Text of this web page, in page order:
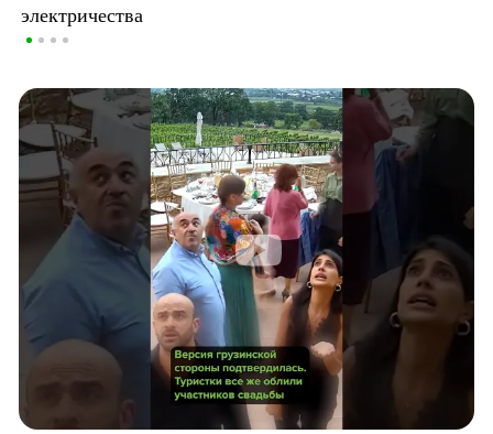
электричества